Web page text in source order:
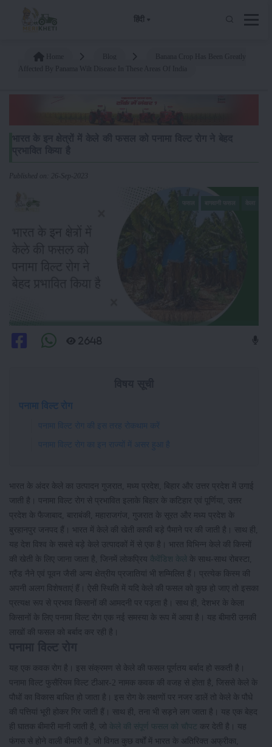
हिंदी
Published on: 26-Sep-2023
2648
पनामा विल्ट रोग
पनामा विल्ट रोग की इस तरह रोकथाम करें
पनामा विल्ट रोग का इन राज्यों में असर हुआ है
भारत के अंदर केले का उत्पादन गुजरात, मध्य प्रदेश, बिहार और उत्तर प्रदेश में उगाई
जाती है। पनामा विल्ट रोग से प्रभावित इलाके बिहार के कटिहार एवं पूर्णिया, उत्तर
प्रदेश के फैजाबाद, बाराबंकी, महाराजगंज, गुजरात के सूरत और मध्य प्रदेश के
बुरहानपुर जनपद हैं। भारत में केले की खेती काफी बड़े पैमाने पर की जाती है। साथ ही,
यह देश विश्व के सबसे बड़े केले उत्पादकों में से एक है। भारत विभिन्न केले की किस्मों
की खेती के लिए जाना जाता है, जिनमें लोकप्रिय
कैवेंडिश केले
के साथ-साथ रोबस्टा,
ग्रैंड नैने एवं पूवन जैसी अन्य क्षेत्रीय प्रजातियां भी शम्मिलित हैं। प्रत्येक किस्म की
अपनी अलग विशेषताएं हैं। ऐसी स्थिति में यदि केले की फसल को कुछ हो जाए तो इसका
प्रत्यक्ष रूप से प्रभाव किसानों की आमदनी पर पड़ता है। साथ ही, देशभर के केला
किसानों के लिए पनामा विल्ट रोग एक नई समस्या के रूप में आया है। यह बीमारी उनकी
लाखों की फसल को बर्बाद कर रही है।
यह एक कवक रोग है। इस संक्रमण से केले की फसल पूर्णतय बर्बाद हो सकती है।
पनामा विल्ट फुसैरियम विल्ट टीआर-2 नामक कवक की वजह से होता है, जिससे केले के
पौधों का विकास बाधित हो जाता है। इस रोग के लक्षणों पर नजर डालें तो केले के पौधे
की पत्तियां भूरी होकर गिर जाती हैं। साथ ही, तना भी सड़ने लग जाता है। यह एक बेहद
ही घातक बीमारी मानी जाती है, जो
केले की संपूर्ण फसल को चौपट
कर देती है। यह
फंगस से होने वाली बीमारी है, जो विगत कुछ वर्षों में भारत के अतिरिक्त अफ्रीका,